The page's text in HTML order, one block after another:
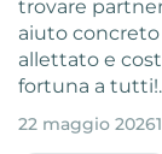
trovare
aiuto
allettato e
fortuna a
22 maggio 2026